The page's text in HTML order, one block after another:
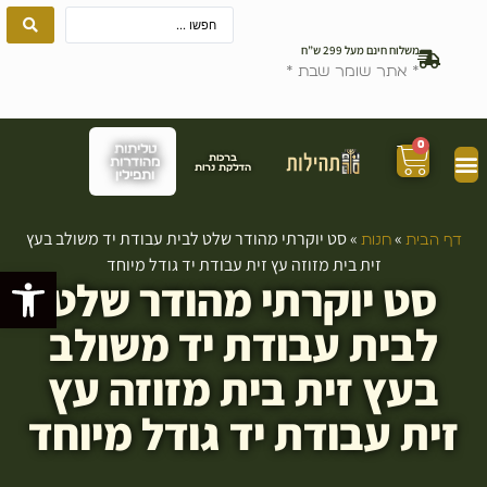
פתח
משלוח חינם מעל 299 ש”ח
* אתר שומר שבת *
ברכות
הדלקת נרות
טליתות
מהודרות
ותפילין
0
דף הבית »חנות »סט יוקרתי מהודר שלט לבית עבודת יד משולב בעץ
זית בית מזוזה עץ זית עבודת יד גודל מיוחד
סט יוקרתי מהודר שלט
לבית עבודת יד משולב
בעץ זית בית מזוזה עץ
זית עבודת יד גודל מיוחד